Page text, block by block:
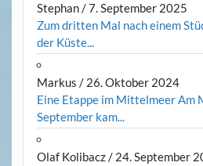
Stephan/7. September 2025
Zum dritten Mal nach einem
der Küste...
Markus / 26. Oktober 2024
Eine Etappe im Mittelmeer Am
September kam...
Olaf Kolibacz/ 24. September